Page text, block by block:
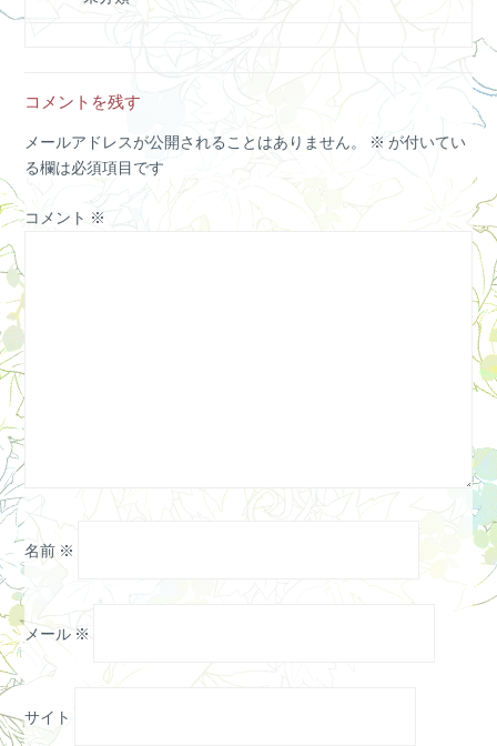
コメントを残す
メールアドレスが公開されることはありません。 ※ が付いてい
る欄は必須項目です
コメント ※
名前 ※
メール ※
サイト